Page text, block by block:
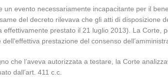
evento necessariamente incapacitante per il
del decreto rilevava che gli atti di disposizione
prestato il 21 luglio 2013). La Corte,
prestazione del consenso
che l’aveva autorizzata a testare, la Corte
dall’art. 411 c.c.